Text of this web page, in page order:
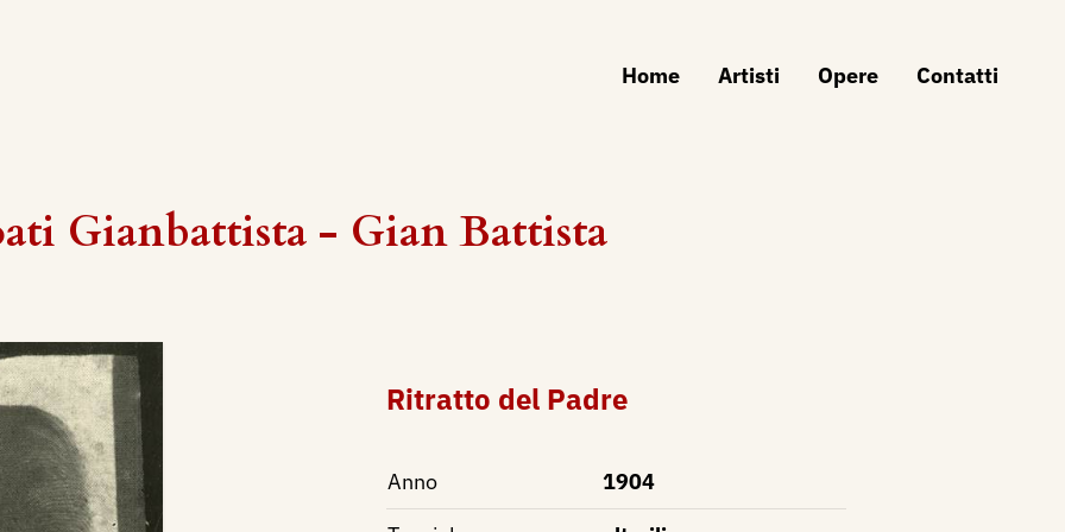
Home Artisti Opere Contatti
Gianbattista - Gian Battista
Ritratto del Padre
Anno
1904